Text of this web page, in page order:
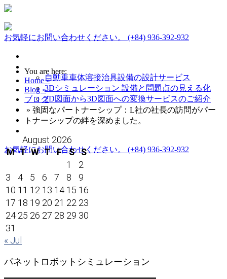
お気軽にお問い合わせください。 (+84) 936-392-932
業務内容
自動車車体溶接治具設備の設計サービス
3Dシミュレーション 設備と問題点の見える化
2D図面から3D図面への変換サービスのご紹介
納品までの流れ
会社情報
お気軽にお問い合わせください。 (+84) 936-392-932
You are here:
Home »
Blog »
ブログ
» 強固なパートナーシップ：L社の社長の訪問がパー
トナーシップの絆を深めました。
August 2026
M T W T F S
S
1
2
3
4 5 6 7 8
9
10 11 12 13 14 15 16
17 18 19 20 21 22 23
24 25 26 27 28 29 30
31
« Jul
パネットロボットシミュレーション